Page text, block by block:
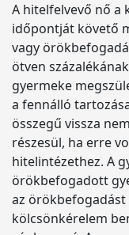
A hitelfelvevő nő a
időpontját követő
vagy
ötven
gyermeke
a fennálló
összegű vissza
részesül, ha erre
hitelintézethez. A
örökbefogadott
az
kölcsönkérelem